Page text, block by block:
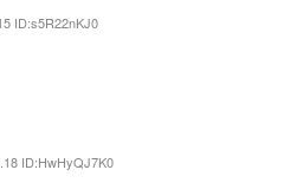
ID:s5R22nKJ0
ID:HwHyQJ7K0